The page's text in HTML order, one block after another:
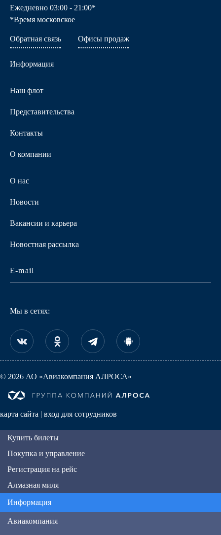
Ежедневно 03:00 - 21:00*
*Время московское
Обратная связь Офисы продаж
Информация
Наш флот
Представительства
Контакты
О компании
О нас
Новости
Вакансии и карьера
Новостная рассылка
Мы в сетях:
© 2026 АО «Авиакомпания АЛРОСА»
карта сайта | вход для сотрудников
Купить билеты
Покупка и управление
Регистрация на рейс
Алмазная миля
Информация
Авиакомпания